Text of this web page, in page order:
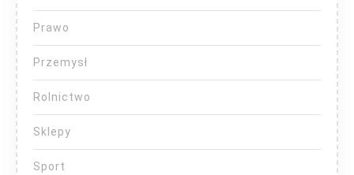
Prawo
Przemysł
Rolnictwo
Sklepy
Sport